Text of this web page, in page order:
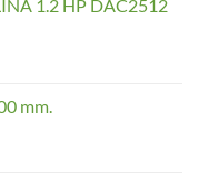
1.2 HP DAC2512
mm.